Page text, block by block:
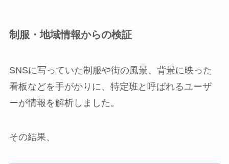
制服・地域情報からの検証
SNSに写っていた制服や街の風景、背景に映った
看板などを手がかりに、特定班と呼ばれるユーザ
ーが情報を解析しました。
その結果、